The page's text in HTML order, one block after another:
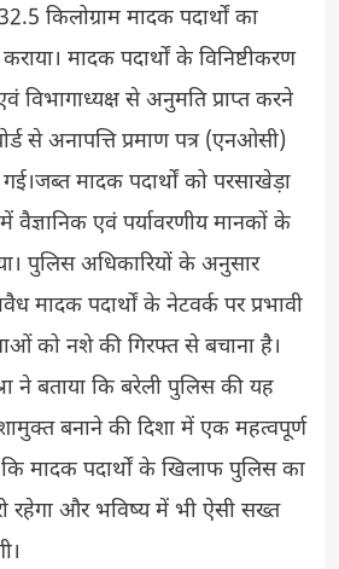
किलोग्राम मादक पदार्थों का
मादक पदार्थों के विनिष्टीकरण
विभागाध्यक्ष से अनुमति प्राप्त करने
से अनापत्ति प्रमाण पत्र (एनओसी)
मादक पदार्थों को परसाखेड़ा
वैज्ञानिक एवं पर्यावरणीय मानकों के
पुलिस अधिकारियों के अनुसार
मादक पदार्थों के नेटवर्क पर प्रभावी
को नशे की गिरफ्त से बचाना है।
ने बताया कि बरेली पुलिस की यह
बनाने की दिशा में एक महत्वपूर्ण
मादक पदार्थों के खिलाफ पुलिस का
रहेगा और भविष्य में भी ऐसी सख्त